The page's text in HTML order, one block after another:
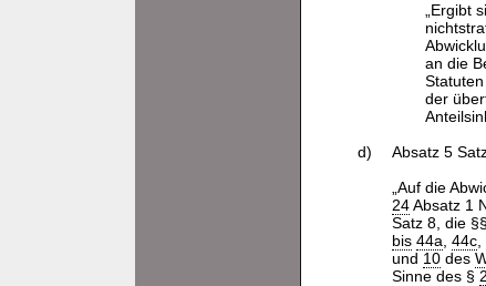
„Ergibt
an die
der
d)
Absatz 5
„Auf die
24Absatz 1
Satz 8, die §§
bis 44a 44c,
und 10des
Sinne des § 2